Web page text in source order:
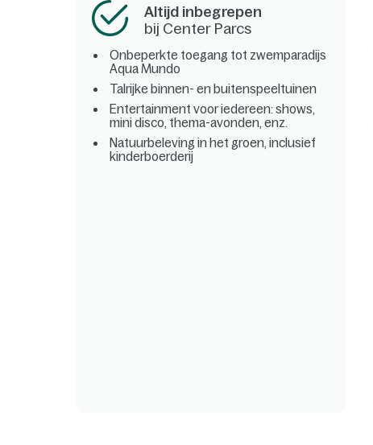
Altijd inbegrepen
bij Center Parcs
Onbeperkte toegang tot zwemparadijs
Aqua Mundo
Talrijke binnen- en buitenspeeltuinen
Entertainment voor iedereen: shows,
mini disco, thema-avonden, enz.
Natuurbeleving in het groen, inclusief
kinderboerderij